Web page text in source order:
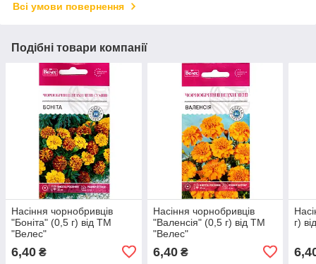
Всі умови повернення
Подібні товари компанії
Насіння чорнобривців
"Боніта" (0,5 г) від ТМ
"Велес"
6,40 ₴
Насіння чорнобривців
"Валенсія" (0,5 г) від ТМ
"Велес"
6,40₴
г)